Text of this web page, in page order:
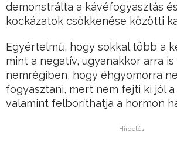
demonstrálta a kávéfogyasztás
kockázatok csökkenése közötti
Egyértelmű, hogy sokkal több a
mint a negatív, ugyanakkor arra
nemrégiben, hogy éhgyomorra
fogyasztani, mert nem fejti ki jól a
valamint felboríthatja a hormon
Hirdetés